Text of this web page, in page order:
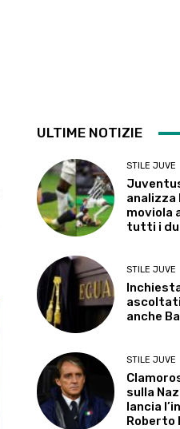
ULTIME NOTIZIE
STILE JUVE
analizza
moviola
tutti i
STILE JUVE
anche
STILE JUVE
sulla
lancia
Roberto